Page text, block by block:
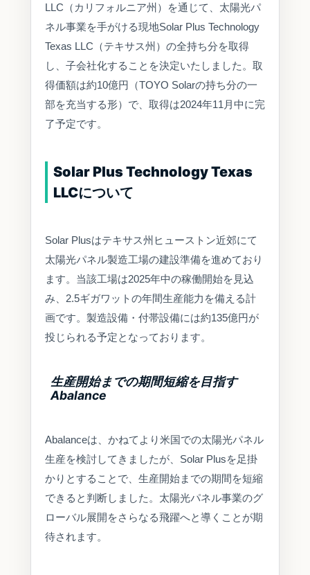
LLC（カリフォルニア州）を通じて、太陽光パ
ネル事業を手がける現地Solar Plus Technology
Texas LLC（テキサス州）の全持ち分を取得
し、子会社化することを決定いたしました。取
得価額は約10億円（TOYO Solarの持ち分の一
部を充当する形）で、取得は2024年11月中に完
了予定です。
Solar Plus Technology Texas
LLCについて
Solar Plusはテキサス州ヒューストン近郊にて
太陽光パネル製造工場の建設準備を進めており
ます。当該工場は2025年中の稼働開始を見込
み、2.5ギガワットの年間生産能力を備える計
画です。製造設備・付帯設備には約135億円が
投じられる予定となっております。
生産開始までの期間短縮を目指す
Abalance
Abalanceは、かねてより米国での太陽光パネル
生産を検討してきましたが、Solar Plusを足掛
かりとすることで、生産開始までの期間を短縮
できると判断しました。太陽光パネル事業のグ
ローバル展開をさらなる飛躍へと導くことが期
待されます。